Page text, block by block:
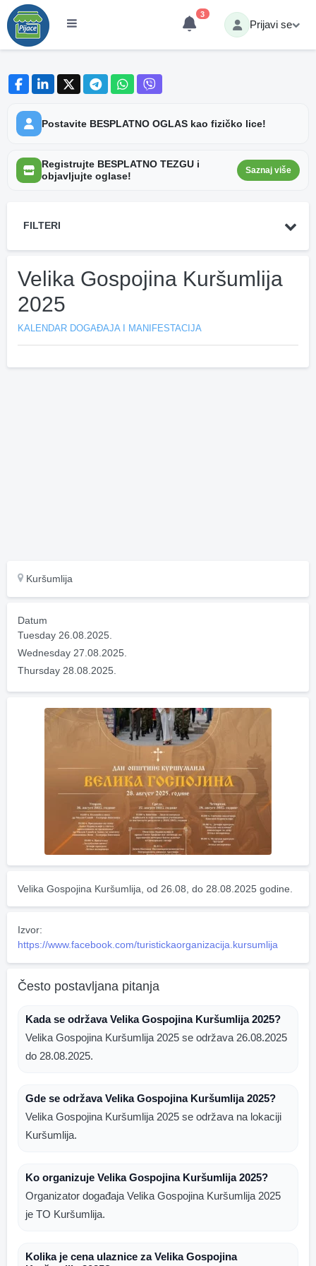
3
Prijavi se
Postavite BESPLATNO OGLAS kao fizičko lice!
Registrujte BESPLATNO TEZGU i
objavljujte oglase!
Saznaj više
FILTERI
Velika Gospojina Kuršumlija
2025
KALENDAR DOGAĐAJA I MANIFESTACIJA
Kuršumlija
Datum
Tuesday 26.08.2025.
Wednesday 27.08.2025.
Thursday 28.08.2025.
Velika Gospojina Kuršumlija, od 26.08, do 28.08.2025 godine.
Izvor:
https://www.facebook.com/turistickaorganizacija.kursumlija
Često postavljana pitanja
Kada se održava Velika Gospojina Kuršumlija 2025?
Velika Gospojina Kuršumlija 2025 se održava 26.08.2025
do 28.08.2025.
Gde se održava Velika Gospojina Kuršumlija 2025?
Velika Gospojina Kuršumlija 2025 se održava na lokaciji
Kuršumlija.
Ko organizuje Velika Gospojina Kuršumlija 2025?
Organizator događaja Velika Gospojina Kuršumlija 2025
je TO Kuršumlija.
Kolika je cena ulaznice za Velika Gospojina